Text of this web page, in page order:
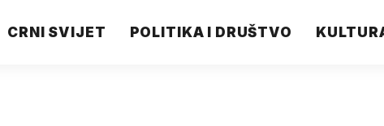
CRNI SVIJET POLITIKA I DRUŠTVO